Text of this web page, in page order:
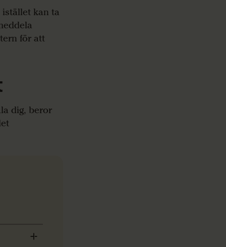
kan ta
för att
dig, beror